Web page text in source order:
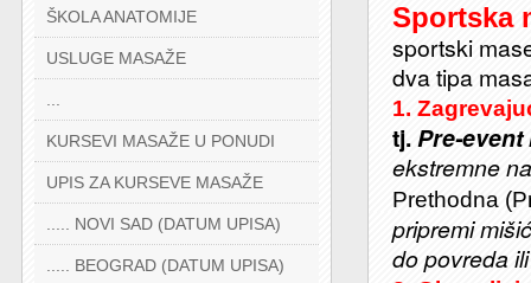
ŠKOLA ANATOMIJE
USLUGE MASAŽE
KURSEVI MASAŽE U PONUDI
UPIS ZA KURSEVE MASAŽE
..... NOVI SAD (DATUM UPISA)
..... BEOGRAD (DATUM UPISA)
Sportska
sportski
dva tipa
1.
tj.Pre-
ekstremne
Prethodna
pripremi
do povreda